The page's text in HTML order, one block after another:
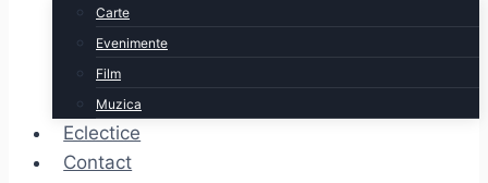
Carte
Evenimente
Film
Muzica
Eclectice
Contact